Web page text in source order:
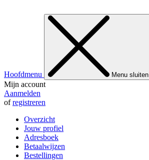
Hoofdmenu Menu sluiten
Mijn account
Aanmelden
ofregistreren
Overzicht
Jouw profiel
Adresboek
Betaalwijzen
Bestellingen